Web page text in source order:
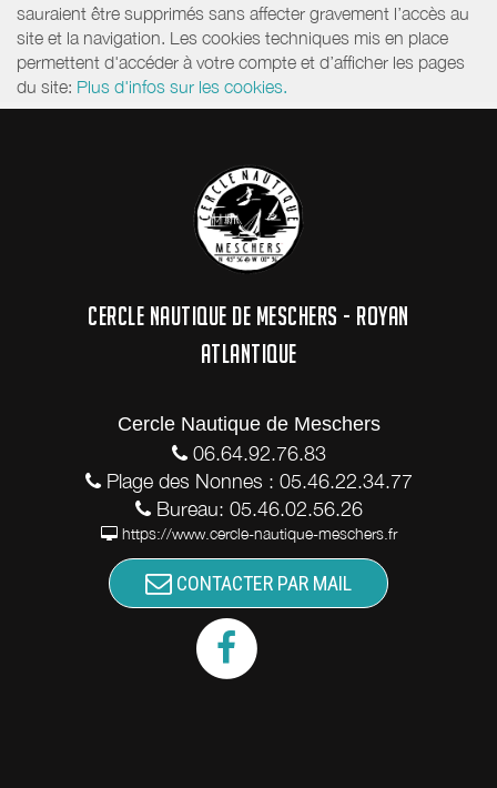
sauraient être supprimés sans affecter gravement l’accès au
site et la navigation. Les cookies techniques mis en place
permettent d'accéder à votre compte et d’afficher les pages
du site: Plus d'infos sur les cookies.
CERCLE NAUTIQUE DE MESCHERS - ROYAN
ATLANTIQUE
Cercle Nautique de Meschers
06.64.92.76.83
Plage des Nonnes : 05.46.22.34.77
Bureau: 05.46.02.56.26
https://www.cercle-nautique-meschers.fr
CONTACTER PAR MAIL